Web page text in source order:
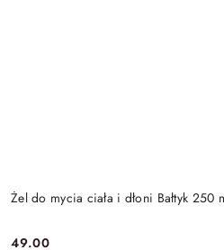
Żel do mycia ciała i dłoni Bałtyk 250
49.00